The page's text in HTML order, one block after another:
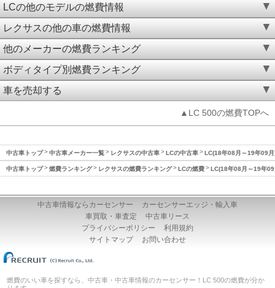
LCの他のモデルの燃費情報
レクサスの他の車の燃費情報
他のメーカーの燃費ランキング
ボディタイプ別燃費ランキング
車を売却する
▲LC 500の燃費TOPへ
中古車トップ 中古車メーカー一覧 レクサスの中古車 LCの中古車 LC(18年08月～19年09
中古車トップ 燃費ランキング レクサスの燃費ランキング LCの燃費 LC(18年08月～19年
中古車情報ならカーセンサー
カーセンサーエッジ・輸入車
車買取・車査定
中古車リース
プライバシーポリシー
利用規約
サイトマップ
お問い合わせ
燃費のいい車を探すなら、中古車・中古車情報のカーセンサー！LC 500の燃費が分か